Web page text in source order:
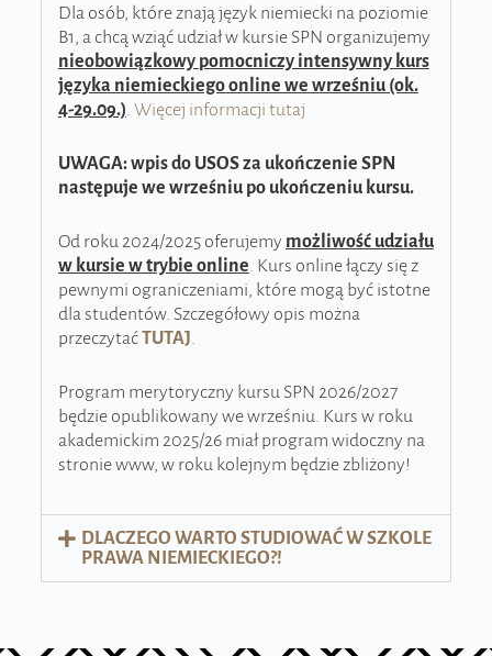
Dla osób, które znają język niemiecki na poziomie
B1, a chcą wziąć udział w kursie SPN organizujemy
nieobowiązkowy pomocniczy intensywny kurs
języka niemieckiego online we wrześniu (ok.
4-29.09.). Więcej informacji tutaj
UWAGA: wpis do USOS za ukończenie SPN
następuje we wrześniu po ukończeniu kursu.
Od roku 2024/2025 oferujemy możliwość udziału
w kursie w trybie online. Kurs online łączy się z
pewnymi ograniczeniami, które mogą być istotne
dla studentów. Szczegółowy opis można
przeczytaćTUTAJ.
Program merytoryczny kursu SPN 2026/2027
będzie opublikowany we wrześniu. Kurs w roku
akademickim 2025/26 miał program widoczny na
stronie www, w roku kolejnym będzie zbliżony!
DLACZEGO WARTO STUDIOWAĆ W SZKOLE
PRAWA NIEMIECKIEGO?!